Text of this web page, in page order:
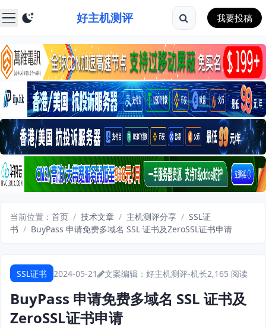
好主机测评 我要投稿
当前位置： 首页 / 技术文章 / 主机测评分享 / SSL证
书 / BuyPass 申请免费多域名 SSL 证书及ZeroSSL证书申请
SSL证书 2024-05-21 文案编辑：好主机测评-机长2,165 阅读
BuyPass 申请免费多域名 SSL 证书及
ZeroSSL证书申请